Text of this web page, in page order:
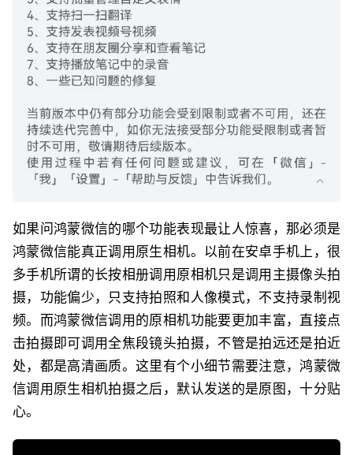
如果问鸿蒙微信的哪个功能表现最让人惊喜，那必须是
鸿蒙微信能真正调用原生相机。以前在安卓手机上，很
多手机所谓的长按相册调用原相机只是调用主摄像头拍
摄，功能偏少，只支持拍照和人像模式，不支持录制视
频。而鸿蒙微信调用的原相机功能要更加丰富，直接点
击拍摄即可调用全焦段镜头拍摄，不管是拍远还是拍近
处，都是高清画质。这里有个小细节需要注意，鸿蒙微
信调用原生相机拍摄之后，默认发送的是原图，十分贴
心。